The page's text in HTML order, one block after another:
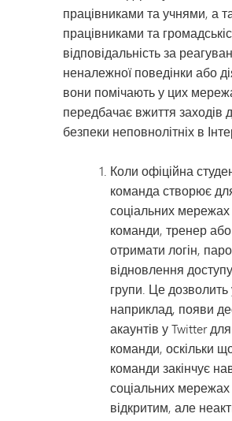
працівниками та учнями, а
працівниками та
відповідальність за
неналежної поведінки або
вони помічають у цих
передбачає вжиття заходів
безпеки неповнолітніх в
Коли офіційна
команда створює
соціальних
команди, тренер
отримати логін,
відновлення
групи. Це дозволить
наприклад, появи
акаунтів у Twitter
команди, оскільки
команди закінчує
соціальних
відкритим, але